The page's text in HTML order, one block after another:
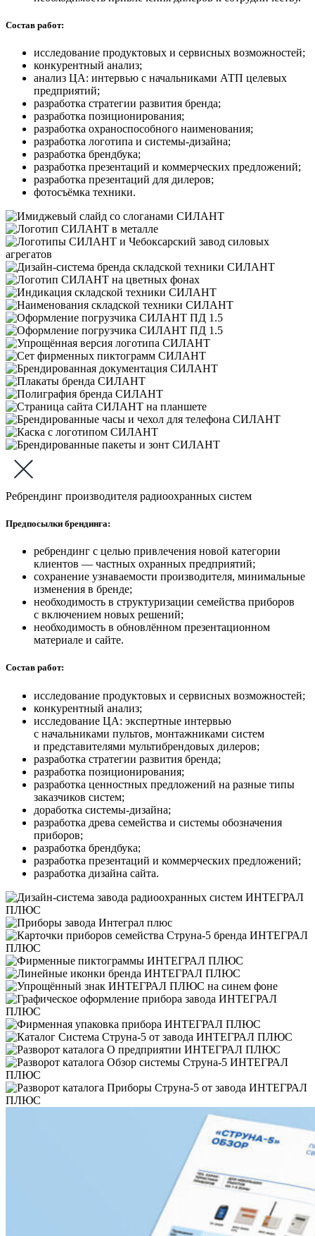
Состав работ:
исследование продуктовых и сервисных возможностей;
конкурентный анализ;
анализ ЦА: интервью с начальниками АТП целевых
предприятий;
разработка стратегии развития бренда;
разработка позиционирования;
разработка охраноспособного наименования;
разработка логотипа и системы-дизайна;
разработка брендбука;
разработка презентаций и коммерческих предложений;
разработка презентаций для дилеров;
фотосъёмка техники.
Ребрендинг производителя радиоохранных систем
Предпосылки брендинга:
ребрендинг с целью привлечения новой категории
клиентов — частных охранных предприятий;
сохранение узнаваемости производителя, минимальные
изменения в бренде;
необходимость в структуризации семейства приборов
с включением новых решений;
необходимость в обновлённом презентационном
материале и сайте.
Состав работ:
исследование продуктовых и сервисных возможностей;
конкурентный анализ;
исследование ЦА: экспертные интервью
с начальниками пультов, монтажниками систем
и представителями мультибрендовых дилеров;
разработка стратегии развития бренда;
разработка позиционирования;
разработка ценностных предложений на разные типы
заказчиков систем;
доработка системы-дизайна;
разработка древа семейства и системы обозначения
приборов;
разработка брендбука;
разработка презентаций и коммерческих предложений;
разработка дизайна сайта.